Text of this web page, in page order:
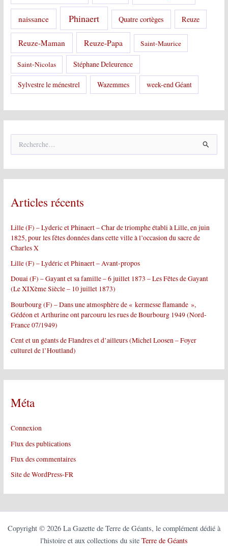
naissance Phinaert Quatre cortèges Reuze
Reuze-Maman Reuze-Papa Saint-Maurice
Saint-Nicolas Stéphane Deleurence
Sylvestre le ménestrel Wazemmes week-end Géant
h
e
c
r
:
Articles récents
Lille (F) – Lyderic et Phinaert – Char de triomphe établi à Lille, en juin
1825, pour les fêtes données dans cette ville à l’occasion du sacre de
Charles X
Lille (F) – Lydéric et Phinaert – Avant-propos
Douai (F) – Gayant et sa famille – 6 juillet 1873 – Les Fêtes de Gayant
(Le XIXème Siècle – 10 juillet 1873)
Bourbourg (F) – Dans une atmosphère de « kermesse flamande »,
Gédéon et Arthurine ont parcouru les rues de Bourbourg 1949 (Nord-
France 07/1949)
Cent et un géants de Flandres et d’ailleurs (Michel Loosen – Foyer
culturel de l’Houtland)
Méta
Connexion
Flux des publications
Flux des commentaires
Site de WordPress-FR
Copyright © 2026 La Gazette de Terre de Géants, le complément dédié à
l'histoire et aux collections du site Terre de Géants